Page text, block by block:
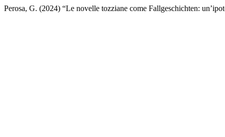
Perosa, G. (2024) “Le novelle tozziane come Fallgeschichten: